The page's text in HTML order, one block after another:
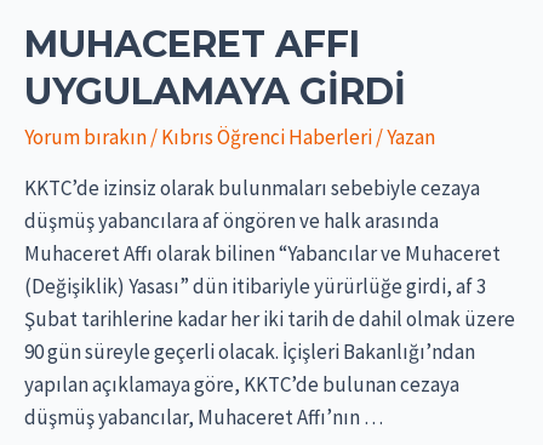
MUHACERET AFFI
UYGULAMAYA GIRDI
Yorum bırakın/Kıbrıs Öğrenci Haberleri/ Yazan
KKTC’de izinsiz olarak bulunmaları sebebiyle cezaya
düşmüş yabancılara af öngören ve halk arasında
Muhaceret Affı olarak bilinen “Yabancılar ve Muhaceret
(Değişiklik) Yasası” dün itibariyle yürürlüğe girdi, af 3
Şubat tarihlerine kadar her iki tarih de dahil olmak üzere
90 gün süreyle geçerli olacak. İçişleri Bakanlığı’ndan
yapılan açıklamaya göre, KKTC’de bulunan cezaya
düşmüş yabancılar, Muhaceret Affı’nın …